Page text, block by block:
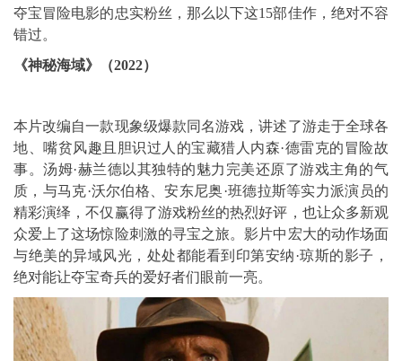
夺宝冒险电影的忠实粉丝，那么以下这15部佳作，绝对不容
错过。
《神秘海域》（2022）
本片改编自一款现象级爆款同名游戏，讲述了游走于全球各
地、嘴贫风趣且胆识过人的宝藏猎人内森·德雷克的冒险故
事。汤姆·赫兰德以其独特的魅力完美还原了游戏主角的气
质，与马克·沃尔伯格、安东尼奥·班德拉斯等实力派演员的
精彩演绎，不仅赢得了游戏粉丝的热烈好评，也让众多新观
众爱上了这场惊险刺激的寻宝之旅。影片中宏大的动作场面
与绝美的异域风光，处处都能看到印第安纳·琼斯的影子，
绝对能让夺宝奇兵的爱好者们眼前一亮。